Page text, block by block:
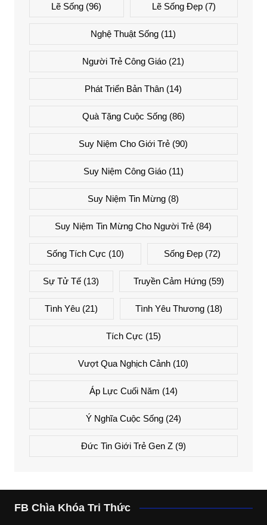
Lẽ Sống (96) Lẽ Sống Đẹp(7)
Nghệ Thuật Sống (11)
Người Trẻ Công Giáo (21)
Phát Triển Bản Thân (14)
Quà Tặng Cuộc Sống(86)
Suy Niệm Cho Giới Trẻ (90)
Suy Niệm Công Giáo(11)
Suy Niệm Tin Mừng (8)
Suy Niệm Tin Mừng Cho Người Trẻ (84)
Sống Tích Cực (10) Sống Đẹp (72)
Sự Tử Tế (13) Truyền Cảm Hứng(59)
Tình Yêu (21) Tình Yêu Thương(18)
Tích Cực (15)
Vượt Qua Nghịch Cảnh (10)
Áp Lực Cuối Năm (14)
Ý Nghĩa Cuộc Sống(24)
Đức Tin Giới Trẻ Gen Z(9)
FB Chìa Khóa Tri Thức